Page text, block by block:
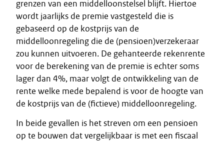
grenzen van een middelloonstelsel blijft. Hiertoe
wordt jaarlijks de premie vastgesteld die is
gebaseerd op de kostprijs van de
middelloonregeling die de (pensioen)verzekeraar
zou kunnen uitvoeren. De gehanteerde rekenrente
voor de berekening van de premie is echter soms
lager dan 4%, maar volgt de ontwikkeling van de
rente welke mede bepalend is voor de hoogte van
de kostprijs van de (fictieve) middelloonregeling.
In beide gevallen is het streven om een pensioen
op te bouwen dat vergelijkbaar is met een fiscaal